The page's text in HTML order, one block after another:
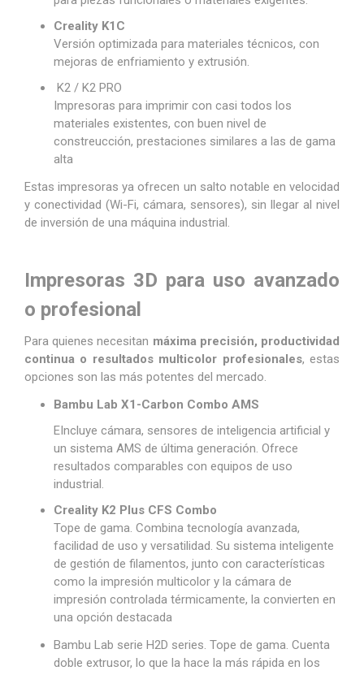
Creality K1C
Versión optimizada para materiales técnicos, con
mejoras de enfriamiento y extrusión.
K2 / K2 PRO
Impresoras para imprimir con casi todos los
materiales existentes, con buen nivel de
constreucción, prestaciones similares a las de gama
alta
Estas impresoras ya ofrecen un salto notable en velocidad
y conectividad (Wi-Fi, cámara, sensores), sin llegar al nivel
de inversión de una máquina industrial.
Impresoras 3D para uso avanzado
o profesional
Para quienes necesitan máxima precisión, productividad
continua o resultados multicolor profesionales, estas
opciones son las más potentes del mercado.
Bambu Lab X1-Carbon Combo AMS
EIncluye cámara, sensores de inteligencia artificial y
un sistema AMS de última generación. Ofrece
resultados comparables con equipos de uso
industrial.
Creality K2 Plus CFS Combo
Tope de gama. Combina tecnología avanzada,
facilidad de uso y versatilidad. Su sistema inteligente
de gestión de filamentos, junto con características
como la impresión multicolor y la cámara de
impresión controlada térmicamente, la convierten en
una opción destacada
Bambu Lab serie H2D series. Tope de gama. Cuenta
doble extrusor, lo que la hace la más rápida en los